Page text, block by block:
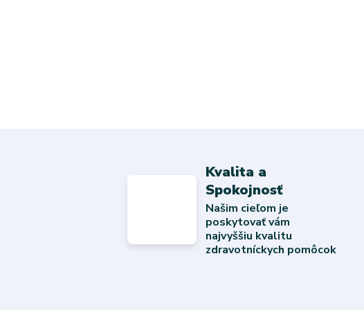
Kvalita a
Spokojnosť
Našim cieľom je
poskytovať vám
najvyššiu kvalitu
zdravotníckych pomôcok